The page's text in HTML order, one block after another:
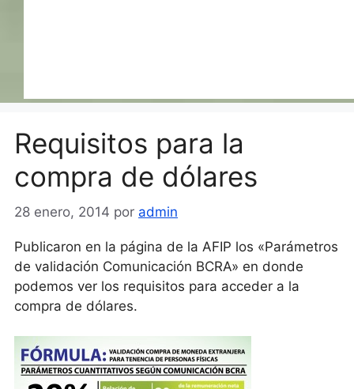
Requisitos para la
compra de dólares
28 enero, 2014 por admin
Publicaron en la página de la AFIP los «Parámetros
de validación Comunicación BCRA» en donde
podemos ver los requisitos para acceder a la
compra de dólares.